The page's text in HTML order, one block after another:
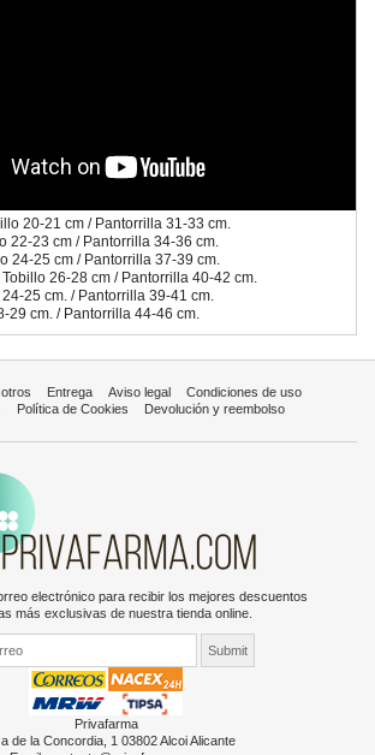
20-21 cm / Pantorrilla 31-33 cm.
22-23 cm / Pantorrilla 34-36 cm.
24-25 cm / Pantorrilla 37-39 cm.
26-28 cm / Pantorrilla 40-42 cm.
25 cm. / Pantorrilla 39-41 cm.
29 cm. / Pantorrilla 44-46 cm.
Entrega Aviso legal
Condiciones de uso
Política de Cookies Devolución y reembolso
electrónico para recibir los mejores descuentos
más exclusivas de nuestra tienda online.
Privafarma
de la Concordia, 1 03802 Alcoi Alicante